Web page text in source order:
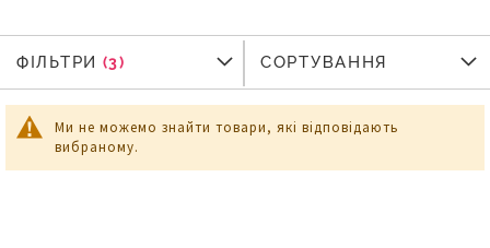
Ми не можемо знайти товари, які відповідають
вибраному.
ФІЛЬТРИ
ФІЛЬТРИ СОРТУВАННЯ